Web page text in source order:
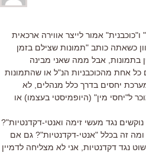
אמור לייצר אווירה ארכאית
כשאתה כותב "תמונות שצילם בזמן
בתמונות, אבל ממה שאני מבינה
אחת מהכוכבניות הנ"ל או שהתמונות
יחסים בדרך כלל מנהלים, לא
ל"יחסי מין" (היופמיסטי בעצמו) או
נגד מעשי זימה ואנטי-דקדנטיות"?
זה בכלל "אנטי-דקדנטיות"? גם אם
נגד דקדנטיות, אני לא מצליחה לדמיין